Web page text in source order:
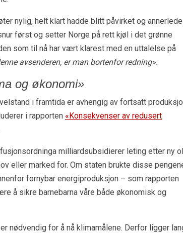
nylig, helt klart hadde blitt påvirket og
først og setter Norge på rett kjøl i det grønne
som til nå har vært klarest med en uttalelse på
avsenderen, er man bortenfor redning».
og økonomi»
i framtida er avhengig av fortsatt
i rapporten «Konsekvenser av redusert
milliardsubsidierer leting etter ny
eller marked for. Om staten brukte disse
fornybar energiproduksjon – som rapporten
å sikre barnebarna våre både økonomisk og
nødvendig for å nå klimamålene. Derfor ligger